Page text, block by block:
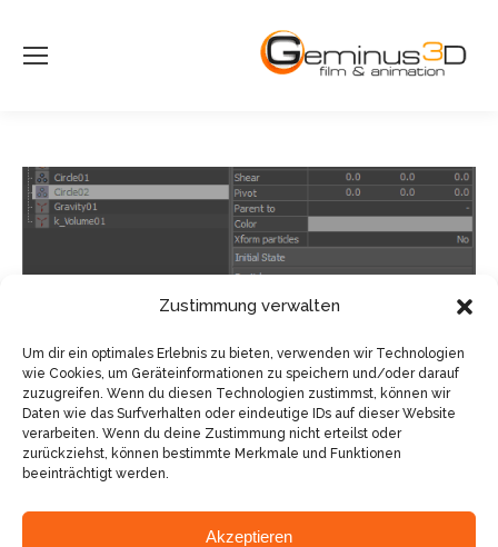
Zustimmung verwalten
Um dir ein optimales Erlebnis zu bieten, verwenden wir Technologien
wie Cookies, um Geräteinformationen zu speichern und/oder darauf
zuzugreifen. Wenn du diesen Technologien zustimmst, können wir
Daten wie das Surfverhalten oder eindeutige IDs auf dieser Website
verarbeiten. Wenn du deine Zustimmung nicht erteilst oder
zurückziehst, können bestimmte Merkmale und Funktionen
beeinträchtigt werden.
Akzeptieren